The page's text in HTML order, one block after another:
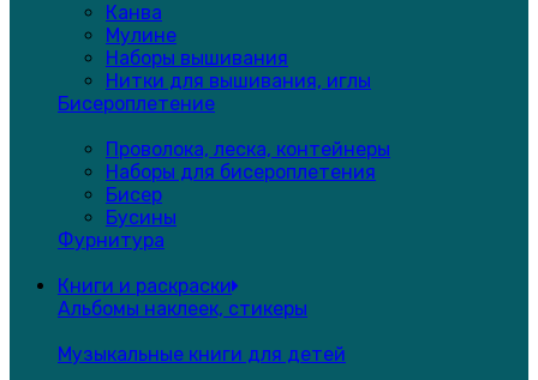
Канва
Мулине
Наборы вышивания
Нитки для вышивания, иглы
Бисероплетение
Проволока, леска, контейнеры
Наборы для бисероплетения
Бисер
Бусины
Фурнитура
Книги и раскраски
Альбомы наклеек, стикеры
Музыкальные книги для детей